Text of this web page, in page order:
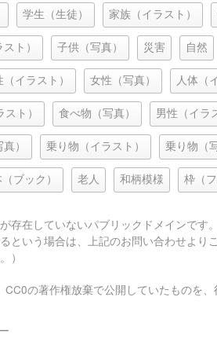
学生（生徒） 家族（イラスト）
ト） 子供（写真） 災害 自然
（イラスト） 女性（写真） 人体（
ト） 食べ物（写真） 男性（イラ
） 乗り物（イラスト） 乗り物（
ブック） 老人 和柄模様 枠（フ
存在していないパブリックドメインです
という場合は、上記のお問い合わせより
）
CC0の著作権放棄で公開していたものを